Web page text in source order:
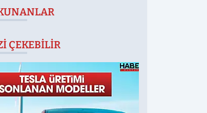
ÇEKEBILIR